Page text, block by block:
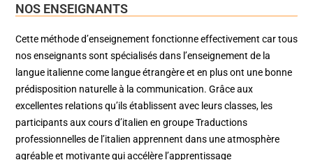
NOS ENSEIGNANTS
Cette méthode d’enseignement fonctionne effectivement car tous
nos enseignants sont spécialisés dans l’enseignement de la
langue italienne come langue étrangère et en plus ont une bonne
prédisposition naturelle à la communication. Grâce aux
excellentes relations qu’ils établissent avec leurs classes, les
participants aux cours d’italien en groupe Traductions
professionnelles de l’italien​ apprennent dans une atmosphère
agréable et motivante qui accélère l’apprentissage